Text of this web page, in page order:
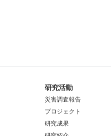
研究活動
災害調査報告
プロジェクト
研究成果